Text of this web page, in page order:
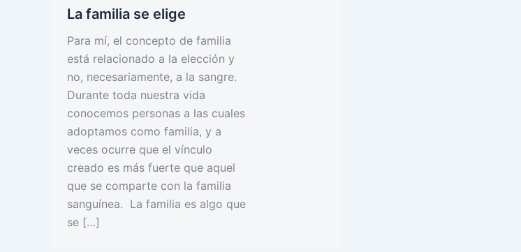
La familia se elige
Para mí, el concepto de familia
está relacionado a la elección y
no, necesariamente, a la sangre.
Durante toda nuestra vida
conocemos personas a las cuales
adoptamos como familia, y a
veces ocurre que el vínculo
creado es más fuerte que aquel
que se comparte con la familia
sanguínea. La familia es algo que
se […]